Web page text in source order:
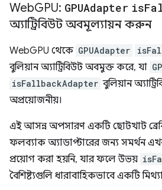
WebGPU: GPUAdapter is
অ্যাট্রিবিউট অবমূল্যায়ন করুন
WebGPU থেকে GPUAdapter
বুলিয়ান অ্যাট্রিবিউট অবমুক্ত করে, যা
isFallbackAdapter বুলিয়ান
অপ্রয়োজনীয়।
এই আসন্ন অপসারণ একটি ছোটখাট
ফলব্যাক অ্যাডাপ্টারের জন্য সমর্থন
প্রয়োগ করা হয়নি, যার ফলে উভয়
বৈশিষ্ট্যগুলি ধারাবাহিকভাবে একটি